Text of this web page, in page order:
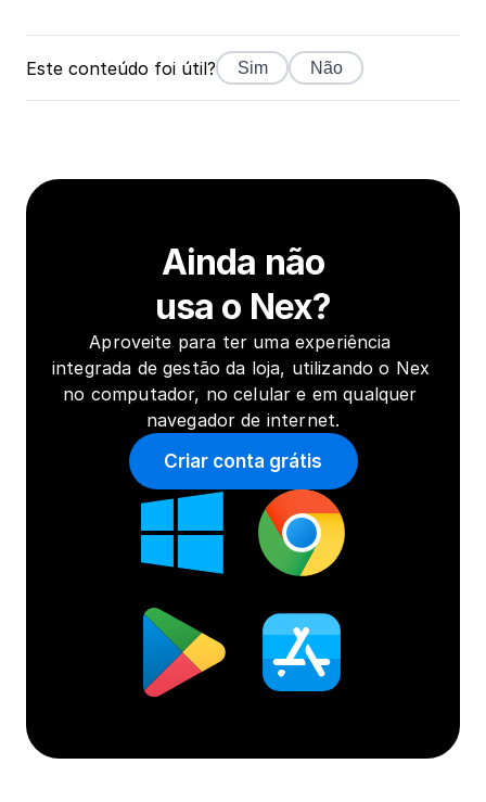
Este conteúdo foi útil? Sim Não
Ainda não
usa o Nex?
Aproveite para ter uma experiência
integrada de gestão da loja, utilizando o Nex
no computador, no celular e em qualquer
navegador de internet.
Criar conta grátis